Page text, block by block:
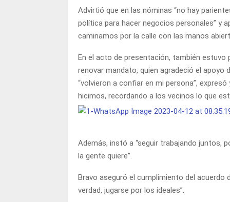
Advirtió que en las nóminas “no hay
política para hacer negocios personales” y
caminamos por la calle con las manos
En el acto de presentación, también estuvo
renovar mandato, quien agradeció el
“volvieron a confiar en mi persona”,
hicimos, recordando a los vecinos lo que
Además, instó a “seguir trabajando juntos,
la gente quiere”.
Bravo aseguró el cumplimiento del acuerdo
verdad, jugarse por los ideales”.